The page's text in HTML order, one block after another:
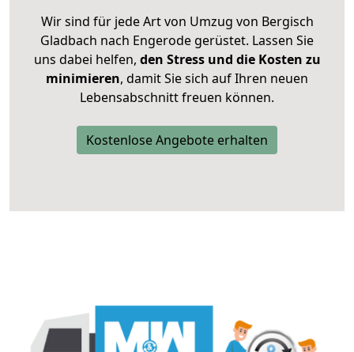
Wir sind für jede Art von Umzug von Bergisch
Gladbach nach Engerode gerüstet. Lassen Sie
uns dabei helfen, den Stress und die Kosten zu
minimieren, damit Sie sich auf Ihren neuen
Lebensabschnitt freuen können.
Kostenlose Angebote erhalten